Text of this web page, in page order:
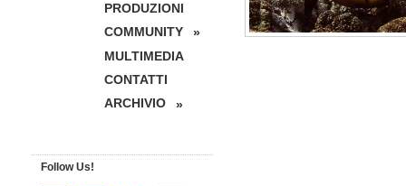
PRODUZIONI
COMMUNITY
»
MULTIMEDIA
CONTATTI
ARCHIVIO
»
Follow Us!